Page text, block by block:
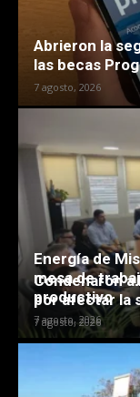
Abrieron la
las becas
7 agosto, 2026
Energía de
mesa de
productivo
7 agosto, 2026
Condenaron a
por afectar la
7 agosto, 2026